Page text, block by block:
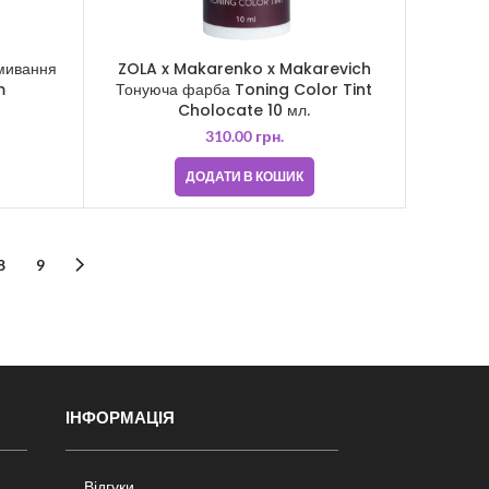
ZOLA x Makarenko x Makarevich
Тонуюча фарба Toning Color Tint
Cholocate 10 мл.
310.00 грн.
ДОДАТИ В КОШИК
9
ІНФОРМАЦІЯ